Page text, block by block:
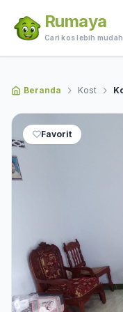
Rumaya
Cari kos lebih mudah
Beranda Kost
Favorit